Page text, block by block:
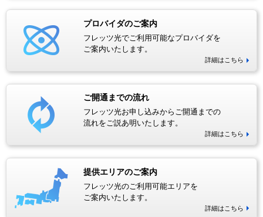
プロバイダのご案内
フレッツ光でご利用可能なプロバイダを
ご案内いたします。
詳細はこちら
ご開通までの流れ
フレッツ光お申し込みからご開通までの
流れをご説あ明いたします。
詳細はこちら
提供エリアのご案内
フレッツ光のご利用可能エリアを
ご案内いたします。
詳細はこちら